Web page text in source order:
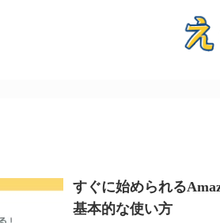
すぐに始められる
基本的な使い方